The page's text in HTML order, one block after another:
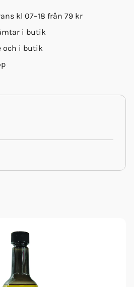
kl 07–18 från 79 kr
i butik
och i butik